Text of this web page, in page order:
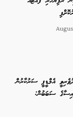
އެމްޑީޕީ ސަރުކާރުން
ސަބަބުން: